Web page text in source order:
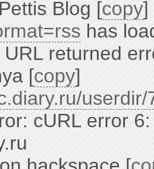
Blog [copy]
has
returned
[copy]
cURL error